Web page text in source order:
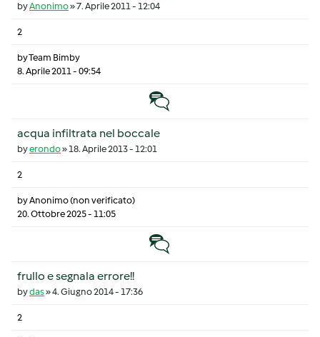
byAnonimo»7. Aprile 2011 - 12:04
2
byTeam Bimby
8. Aprile 2011 - 09:54
Discussione normale
acqua infiltrata nel boccale
byerondo»18. Aprile 2013 - 12:01
2
byAnonimo (non verificato)
20. Ottobre 2025 - 11:05
Discussione normale
frullo e segnala errore!!
bydas»4. Giugno 2014 - 17:36
2